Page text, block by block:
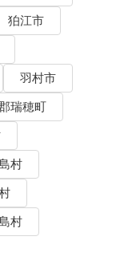
狛江市
羽村市
瑞穂町
村
村